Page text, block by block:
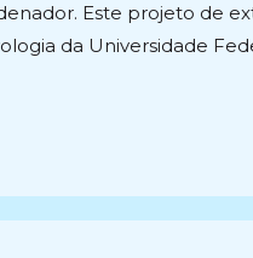
Este projeto de
da Universidade